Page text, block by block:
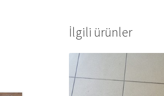
İlgili ürünler